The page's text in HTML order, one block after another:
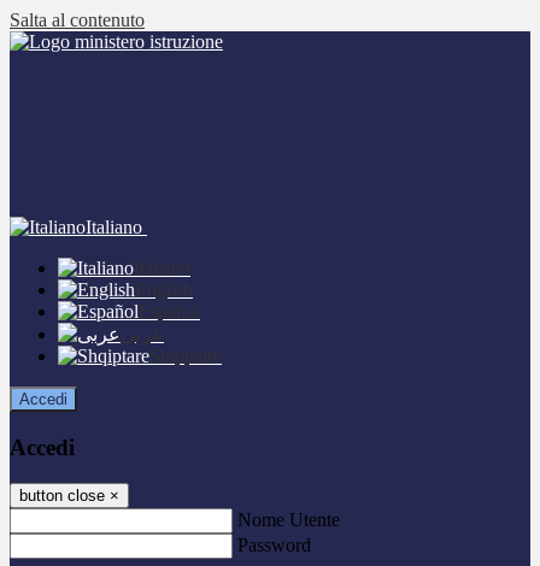
Salta al contenuto
Italiano
Italiano
English
Español
عربى
Shqiptare
Accedi
Accedi
button close ×
Nome Utente
Password